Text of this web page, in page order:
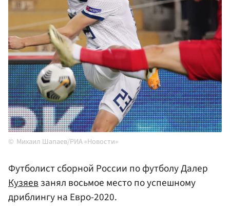
Михаил Шапаев/РИА «Новости»
Футболист сборной России по футболу Далер
Кузяевзанял восьмое место по успешному
дриблингу на Евро-2020.